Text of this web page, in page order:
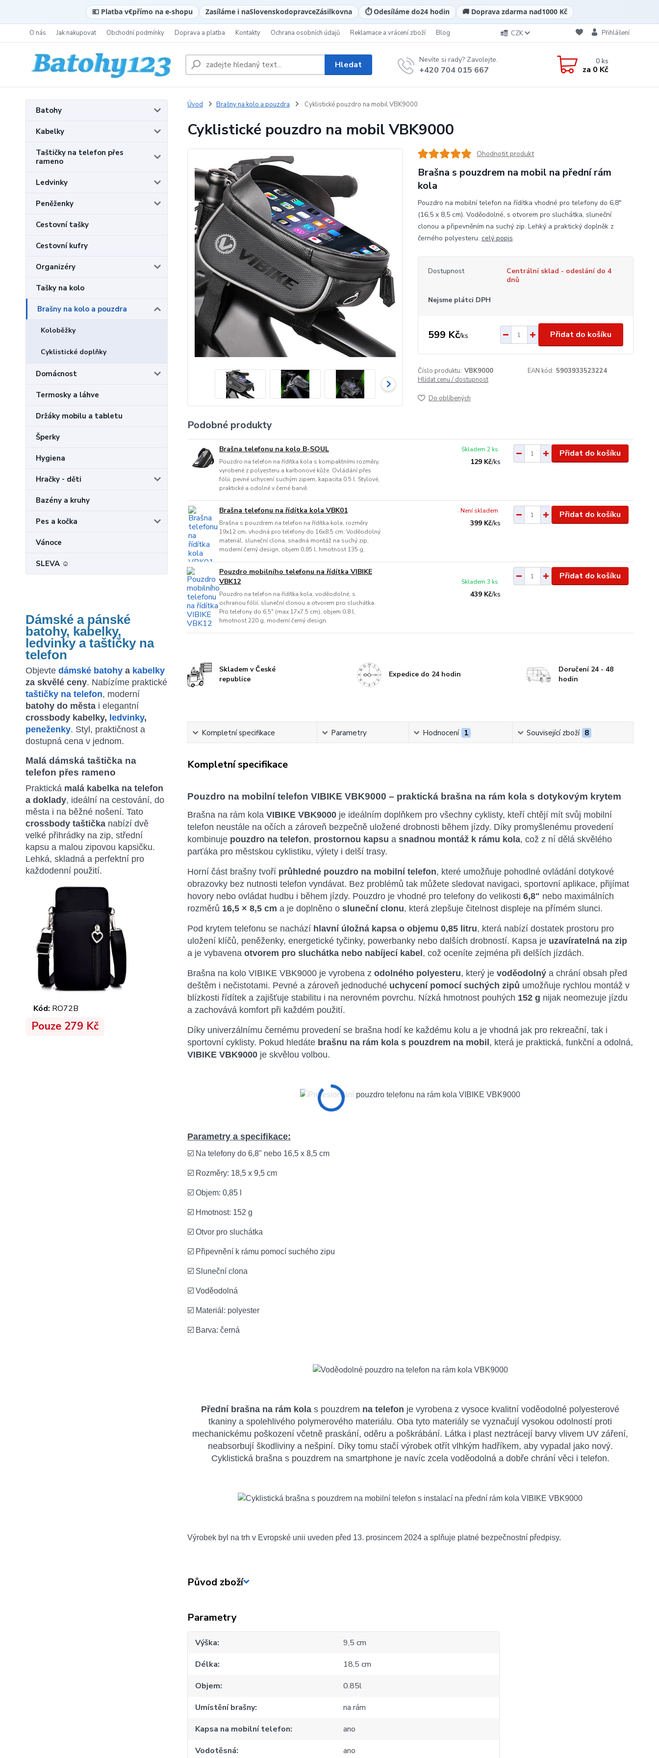
💶 Platba v€přímo na e-shopu Zasíláme i naSlovenskodopravceZásilkovna ⏱️ Odesíláme do24 hodin 🚚 Doprava zdarma nad1000 Kč
O nás Jak nakupovat Obchodní podmínky Doprava a platba Kontakty Ochrana osobních údajů Reklamace a vrácení zboží Blog CZK Přihlášení
Hledat Nevíte si rady? Zavolejte.
+420 704 015 667
0ks
za 0 Kč
Batohy
Kabelky
Taštičky na telefon přes
rameno
Ledvinky
Peněženky
Cestovní tašky
Cestovní kufry
Organizéry
Tašky na kolo
Brašny na kolo a pouzdra
Koloběžky
Cyklistické doplňky
Domácnost
Termosky a láhve
Držáky mobilu a tabletu
Šperky
Hygiena
Hračky - děti
Bazény a kruhy
Pes a kočka
Vánoce
SLEVA ☺
Dámské a pánské
batohy, kabelky,
ledvinky a taštičky na
telefon
Objevte dámské batohy a kabelky
za skvělé ceny. Nabízíme praktické
taštičky na telefon, moderní
batohy do města i elegantní
crossbody kabelky, ledvinky,
peneženky. Styl, praktičnost a
dostupná cena v jednom.
Malá dámská taštička na
telefon přes rameno
Praktická malá kabelka na telefon
a doklady, ideální na cestování, do
města i na běžné nošení. Tato
crossbody taštička nabízí dvě
velké přihrádky na zip, střední
kapsu a malou zipovou kapsičku.
Lehká, skladná a perfektní pro
každodenní použití.
Kód: RO72B
Pouze 279 Kč
Úvod Brašny na kolo a pouzdra Cyklistické pouzdro na mobil VBK9000
Cyklistické pouzdro na mobil VBK9000
Ohodnotit produkt
Brašna s pouzdrem na mobil na přední rám
kola
Pouzdro na mobilní telefon na řídítka vhodné pro telefony do 6,8"
(16,5 x 8,5 cm). Voděodolné, s otvorem pro sluchátka, sluneční
clonou a připevněním na suchý zip. Lehký a praktický doplněk z
černého polyesteru. celý popis
Dostupnost
Centrální sklad - odeslání do 4
dnů
Nejsme plátci DPH
599 Kč/ks Přidat do košíku
Číslo produktu: VBK9000 EAN kód: 5903933523224
Hlídat cenu / dostupnost
Do oblíbených
Podobné produkty
Brašna telefonu na kolo B-SOUL
Pouzdro na telefon na řídítka kola s kompaktními rozměry,
vyrobené z polyesteru a karbonové kůže. Ovládání přes
fólii, pevné uchycení suchým zipem, kapacita 0,5 l. Stylové,
praktické a odolné v černé barvě.
129 Kč/ks
Skladem 2 ks Přidat do košíku
Brašna telefonu na řídítka kola VBK01
Brašna s pouzdrem na telefon na řídítka kola, rozměry
19x12 cm, vhodná pro telefony do 16x8,5 cm. Voděodolný
materiál, sluneční clona, snadná montáž na suchý zip,
moderní černý design, objem 0,85 l, hmotnost 135 g.
399 Kč/ks
Není skladem Přidat do košíku
Pouzdro mobilního telefonu na řídítka VIBIKE
VBK12
Pouzdro na telefon na řídítka kola, voděodolné, s
ochranou fólií, sluneční clonou a otvorem pro sluchátka.
Pro telefony do 6,5" (max 17x7,5 cm), objem 0,8 l,
hmotnost 220 g, moderní černý design.
439 Kč/ks
Skladem 3 ks
Přidat do košíku
Skladem v České
republice
Expedice do 24 hodin
Doručení 24 - 48
hodin
Kompletní specifikace Parametry Hodnocení 1 Související zboží 8
Kompletní specifikace
Pouzdro na mobilní telefon VIBIKE VBK9000 – praktická brašna na rám kola s dotykovým krytem
Brašna na rám kola VIBIKE VBK9000je ideálním doplňkem pro všechny cyklisty, kteří chtějí mít svůj mobilní
telefon neustále na očích a zároveň bezpečně uložené drobnosti během jízdy. Díky promyšlenému provedení
kombinuje pouzdro na telefon, prostornou kapsu a snadnou montáž k rámu kola, což z ní dělá skvělého
parťáka pro městskou cyklistiku, výlety i delší trasy.
Horní část brašny tvoří průhledné pouzdro na mobilní telefon, které umožňuje pohodlné ovládání dotykové
obrazovky bez nutnosti telefon vyndávat. Bez problémů tak můžete sledovat navigaci, sportovní aplikace, přijímat
hovory nebo ovládat hudbu i během jízdy. Pouzdro je vhodné pro telefony do velikosti 6,8" nebo maximálních
rozměrů 16,5 × 8,5 cm a je doplněno o sluneční clonu, která zlepšuje čitelnost displeje na přímém slunci.
Pod krytem telefonu se nachází hlavní úložná kapsa o objemu 0,85 litru, která nabízí dostatek prostoru pro
uložení klíčů, peněženky, energetické tyčinky, powerbanky nebo dalších drobností. Kapsa je uzavíratelná na zip
a je vybavena otvorem pro sluchátka nebo nabíjecí kabel , což oceníte zejména při delších jízdách.
Brašna na kolo VIBIKE VBK9000 je vyrobena z odolného polyesteru, který je voděodolnýa chrání obsah před
deštěm i nečistotami. Pevné a zároveň jednoduché uchycení pomocí suchých zipů umožňuje rychlou montáž v
blízkosti řídítek a zajišťuje stabilitu i na nerovném povrchu. Nízká hmotnost pouhých 152 g nijak neomezuje jízdu
a zachovává komfort při každém použití.
Díky univerzálnímu černému provedení se brašna hodí ke každému kolu a je vhodná jak pro rekreační, tak i
sportovní cyklisty. Pokud hledáte brašnu na rám kola s pouzdrem na mobil , která je praktická, funkční a odolná,
VIBIKE VBK9000je skvělou volbou.
Parametry a specifikace:
☑️ Na telefony do 6,8" nebo 16,5 x 8,5 cm
☑️ Rozměry: 18,5 x 9,5 cm
☑️ Objem: 0,85 l
☑️ Hmotnost: 152 g
☑️ Otvor pro sluchátka
☑️ Připevnění k rámu pomocí suchého zipu
☑️ Sluneční clona
☑️ Voděodolná
☑️ Materiál: polyester
☑️ Barva: černá
Přední brašna na rám kola s pouzdrem na telefon je vyrobena z vysoce kvalitní voděodolné polyesterové
tkaniny a spolehlivého polymerového materiálu. Oba tyto materiály se vyznačují vysokou odolností proti
mechanickému poškození včetně praskání, oděru a poškrábání. Látka i plast neztrácejí barvy vlivem UV záření,
neabsorbují škodliviny a nešpiní. Díky tomu stačí výrobek otřít vlhkým hadříkem, aby vypadal jako nový.
Cyklistická brašna s pouzdrem na smartphone je navíc zcela voděodolná a dobře chrání věci i telefon.
Výrobek byl na trh v Evropské unii uveden před 13. prosincem 2024 a splňuje platné bezpečnostní předpisy.
Původ zboží
Parametry
Výška
9,5 cm
Délka
18,5 cm
Objem
0.85l
Umístění brašny
na rám
Kapsa na mobilní telefon
ano
Vodotěsná
ano